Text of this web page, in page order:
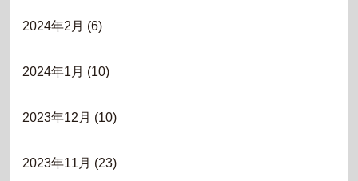
2024年2月 (6)
2024年1月 (10)
2023年12月 (10)
2023年11月 (23)